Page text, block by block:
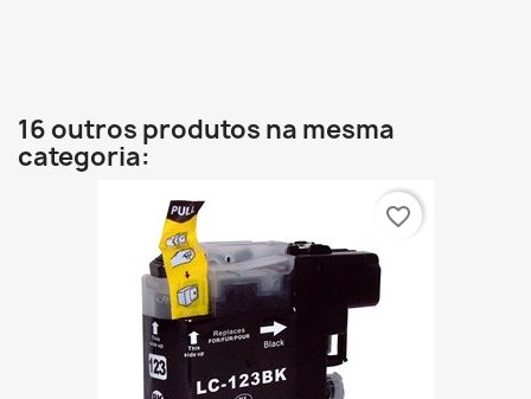
16 outros produtos na mesma
categoria:
favorite_border